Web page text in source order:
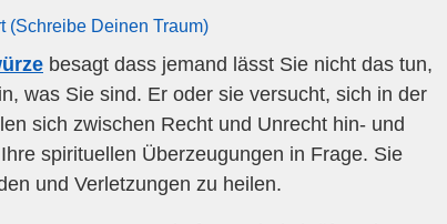
(Schreibe Deinen Traum)
besagt dass jemand lässt Sie nicht das tun,
was Sie sind. Er oder sie versucht, sich in der
sich zwischen Recht und Unrecht hin- und
spirituellen Überzeugungen in Frage. Sie
und Verletzungen zu heilen.